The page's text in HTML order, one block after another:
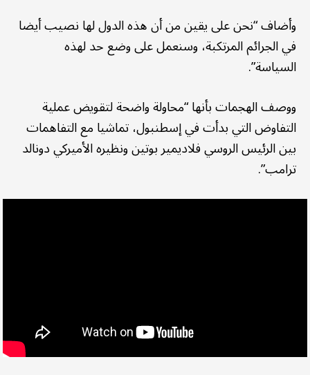
وأضاف “نحن على يقين من أن هذه الدول لها نصيب أيضا
في الجرائم المرتكبة، وسنعمل على وضع حد لهذه
السياسة”.
ووصف الهجمات بأنها “محاولة واضحة لتقويض عملية
التفاوض التي بدأت في إسطنبول، تماشيا مع التفاهمات
بين الرئيس الروسي فلاديمير بوتين ونظيره الأميركي دونالد
ترامب”.